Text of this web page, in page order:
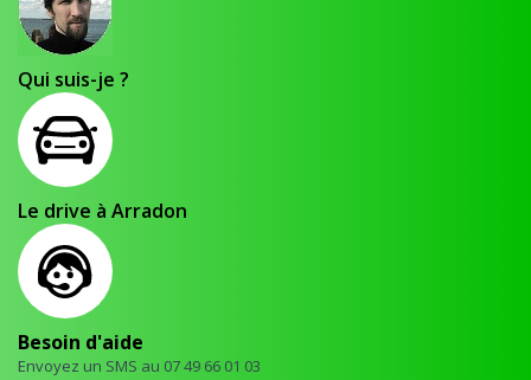
Qui suis-je ?
Le drive à Arradon
Besoin d'aide
Envoyez un SMS au 07 49 66 01 03